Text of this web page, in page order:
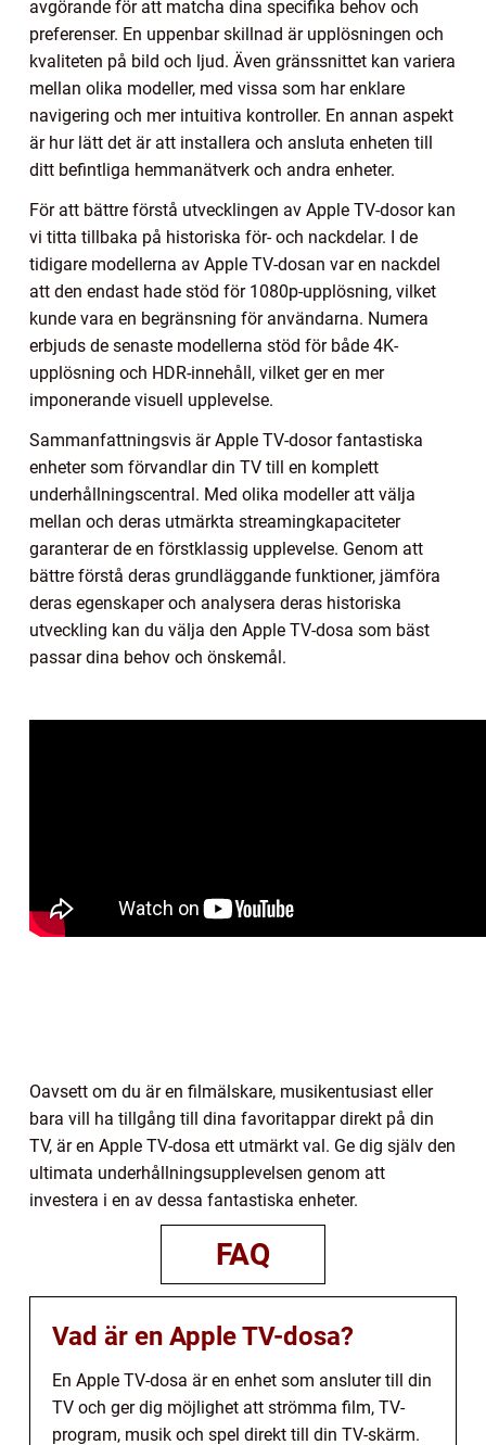
avgörande för att matcha dina specifika behov och
preferenser. En uppenbar skillnad är upplösningen och
kvaliteten på bild och ljud. Även gränssnittet kan variera
mellan olika modeller, med vissa som har enklare
navigering och mer intuitiva kontroller. En annan aspekt
är hur lätt det är att installera och ansluta enheten till
ditt befintliga hemmanätverk och andra enheter.
För att bättre förstå utvecklingen av Apple TV-dosor kan
vi titta tillbaka på historiska för- och nackdelar. I de
tidigare modellerna av Apple TV-dosan var en nackdel
att den endast hade stöd för 1080p-upplösning, vilket
kunde vara en begränsning för användarna. Numera
erbjuds de senaste modellerna stöd för både 4K-
upplösning och HDR-innehåll, vilket ger en mer
imponerande visuell upplevelse.
Sammanfattningsvis är Apple TV-dosor fantastiska
enheter som förvandlar din TV till en komplett
underhållningscentral. Med olika modeller att välja
mellan och deras utmärkta streamingkapaciteter
garanterar de en förstklassig upplevelse. Genom att
bättre förstå deras grundläggande funktioner, jämföra
deras egenskaper och analysera deras historiska
utveckling kan du välja den Apple TV-dosa som bäst
passar dina behov och önskemål.
Oavsett om du är en filmälskare, musikentusiast eller
bara vill ha tillgång till dina favoritappar direkt på din
TV, är en Apple TV-dosa ett utmärkt val. Ge dig själv den
ultimata underhållningsupplevelsen genom att
investera i en av dessa fantastiska enheter.
FAQ
Vad är en Apple TV-dosa?
En Apple TV-dosa är en enhet som ansluter till din
TV och ger dig möjlighet att strömma film, TV-
program, musik och spel direkt till din TV-skärm.